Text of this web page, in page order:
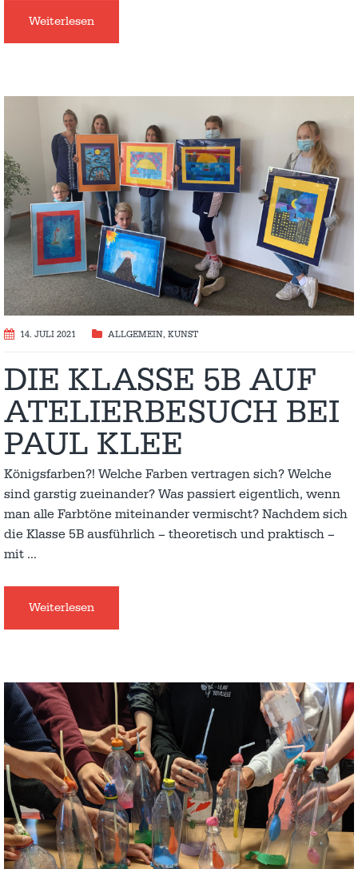
Weiterlesen
14. JULI 2021 ALLGEMEIN, KUNST
DIE KLASSE 5B AUF
ATELIERBESUCH BEI
PAUL KLEE
Königsfarben?! Welche Farben vertragen sich? Welche
sind garstig zueinander? Was passiert eigentlich, wenn
man alle Farbtöne miteinander vermischt? Nachdem sich
die Klasse 5B ausführlich – theoretisch und praktisch –
mit …
Weiterlesen